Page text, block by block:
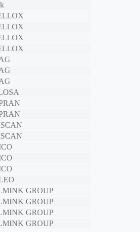
GROUP
GROUP
GROUP
GROUP